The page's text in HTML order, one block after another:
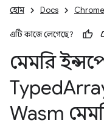
হোম Docs
এটি কাজে লেগেছে?
মেমরি
Typed
Wasm